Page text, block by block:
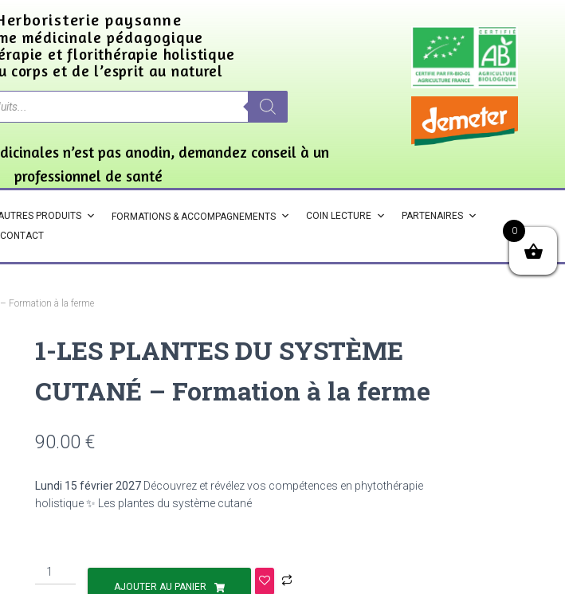
paysanne
médicinale pédagogique
et florithérapie holistique
corps et de l’esprit au naturel
n’est pas anodin, demandez conseil à un
professionnel de santé
PRODUITS FORMATIONS & ACCOMPAGNEMENTS COIN LECTURE
PARTENAIRES
CONTACT
Formation à la ferme
1-LES PLANTES DU SYSTÈME
CUTANÉ – Formation à la ferme
90.00 €
Lundi 15 février 2027 Découvrez et révélez vos compétences en phytothérapie
holistique✨ Les plantes du système cutané
AJOUTER AU PANIER
0